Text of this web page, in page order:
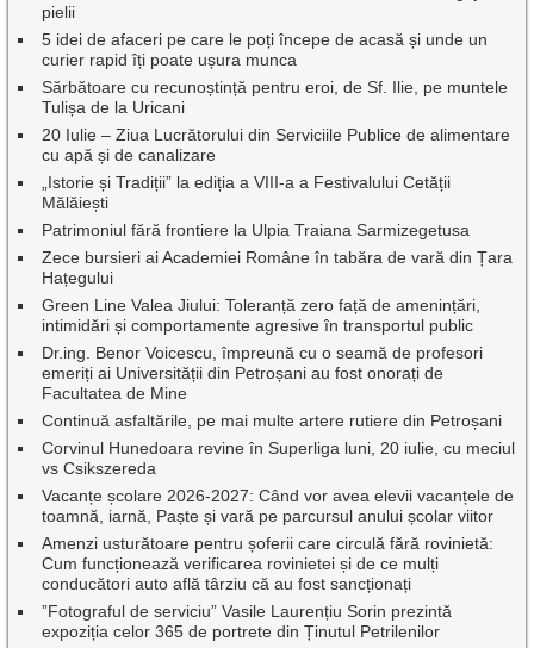
pielii
5 idei de afaceri pe care le poți începe de acasă și unde un
curier rapid îți poate ușura munca
Sărbătoare cu recunoștință pentru eroi, de Sf. Ilie, pe muntele
Tulișa de la Uricani
20 Iulie – Ziua Lucrătorului din Serviciile Publice de alimentare
cu apă și de canalizare
„Istorie și Tradiții” la ediția a VIII-a a Festivalului Cetății
Mălăiești
Patrimoniul fără frontiere la Ulpia Traiana Sarmizegetusa
Zece bursieri ai Academiei Române în tabăra de vară din Țara
Hațegului
Green Line Valea Jiului: Toleranță zero față de amenințări,
intimidări și comportamente agresive în transportul public
Dr.ing. Benor Voicescu, împreună cu o seamă de profesori
emeriți ai Universității din Petroșani au fost onorați de
Facultatea de Mine
Continuă asfaltările, pe mai multe artere rutiere din Petroșani
Corvinul Hunedoara revine în Superliga luni, 20 iulie, cu meciul
vs Csikszereda
Vacanțe școlare 2026-2027: Când vor avea elevii vacanțele de
toamnă, iarnă, Paște și vară pe parcursul anului școlar viitor
Amenzi usturătoare pentru șoferii care circulă fără rovinietă:
Cum funcționează verificarea rovinietei și de ce mulți
conducători auto află târziu că au fost sancționați
”Fotograful de serviciu” Vasile Laurențiu Sorin prezintă
expoziția celor 365 de portrete din Ținutul Petrilenilor